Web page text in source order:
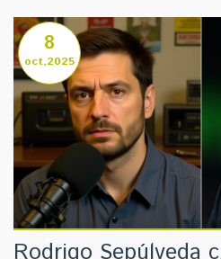
8
oct,2025